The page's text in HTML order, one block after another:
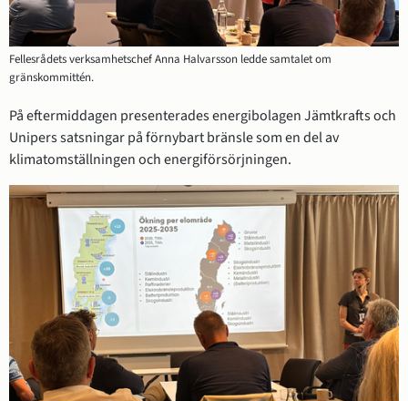
Fellesrådets verksamhetschef Anna Halvarsson ledde samtalet om
gränskommittén.
På eftermiddagen presenterades energibolagen Jämtkrafts och
Unipers satsningar på förnybart bränsle som en del av
klimatomställningen och energiförsörjningen.